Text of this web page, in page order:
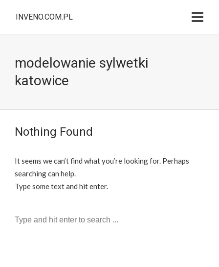
INVENO.COM.PL
modelowanie sylwetki
katowice
Nothing Found
It seems we can’t find what you’re looking for. Perhaps
searching can help.
Type some text and hit enter.